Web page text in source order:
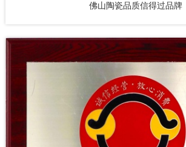
佛山陶瓷品质信得过品牌